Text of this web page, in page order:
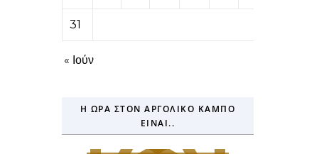
31
« Ιούν
Η ΏΡΑ ΣΤΟΝ ΑΡΓΟΛΙΚΌ ΚΆΜΠΟ
ΕΊΝΑΙ..